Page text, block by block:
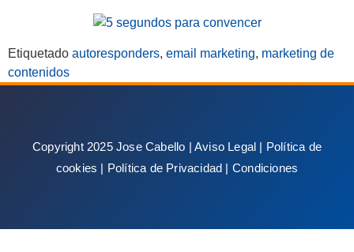
Etiquetado autoresponders, email marketing, marketing de
contenidos
Copyright 2025 Jose Cabello | Aviso Legal | Política de
cookies | Política de Privacidad | Condiciones